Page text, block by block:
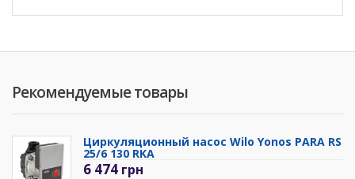
Рекомендуемые товары
Циркуляционный насос Wilo Yonos PARA RS
25/6 130 RKA
6 474 грн